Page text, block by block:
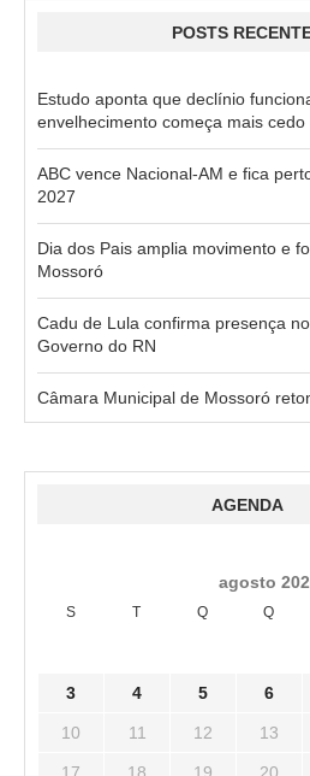
POSTS
Estudo aponta que declínio
envelhecimento começa mais cedo
ABC vence Nacional-AM e fica
2027
Dia dos Pais amplia movimento e
Mossoró
Cadu de Lula confirma presença
Governo do RN
Câmara Municipal de Mossoró
AGENDA
agosto
S T Q Q
3 4 5 6
10 11 12 13